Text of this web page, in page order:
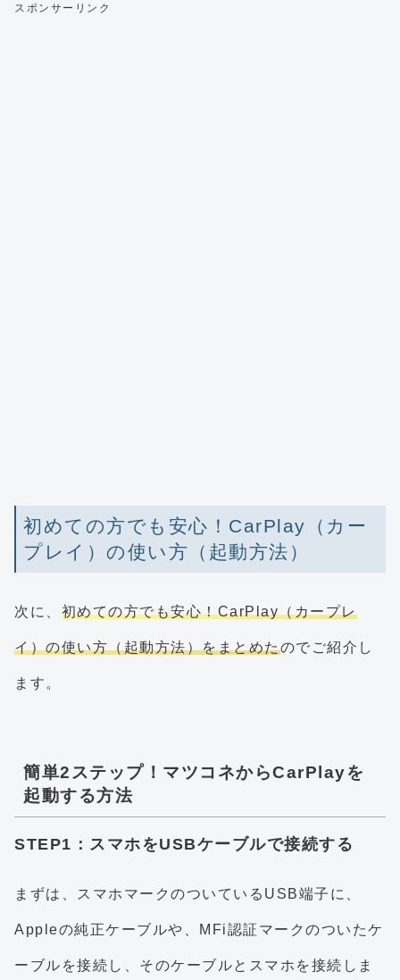
スポンサーリンク
初めての方でも安心！CarPlay（カー
プレイ）の使い方（起動方法）
次に、 初めての方でも安心！CarPlay（カープレ
イ）の使い方（起動方法）をまとめたのでご紹介し
ます。
簡単2ステップ！マツコネからCarPlayを
起動する方法
STEP1：スマホをUSBケーブルで接続する
まずは、スマホマークのついているUSB端子に、
Appleの純正ケーブルや、MFi認証マークのついたケ
ーブルを接続し、そのケーブルとスマホを接続しま